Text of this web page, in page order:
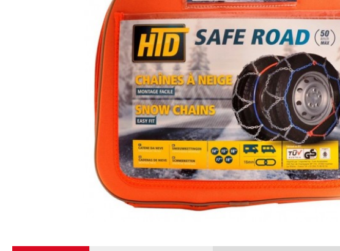
Catene da Neve per Camper V 235 Montaggio RAPIDO
54,90€
Cunei FIAMMA Level Up + Borsa Level Bag – Cunei di Livellamento per Camper
48,50€